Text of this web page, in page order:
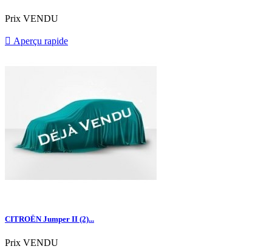
Prix VENDU
 Aperçu rapide
CITROËN Jumper II (2)...
Prix VENDU